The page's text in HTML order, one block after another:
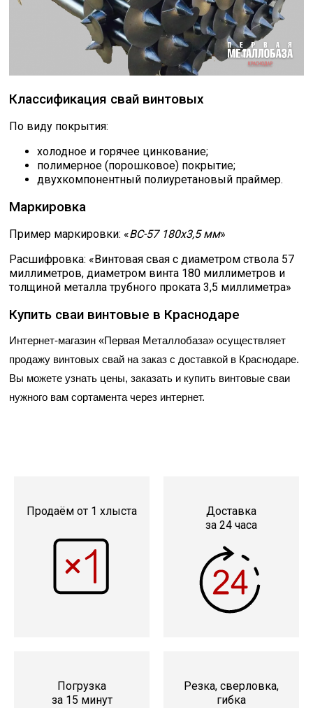
Классификация свай винтовых
По виду покрытия:
холодное и горячее цинкование;
полимерное (порошковое) покрытие;
двухкомпонентный полиуретановый праймер.
Маркировка
Пример маркировки: «ВС-57 180х3,5 мм»
Расшифровка: «Винтовая свая с диаметром ствола 57
миллиметров, диаметром винта 180 миллиметров и
толщиной металла трубного проката 3,5 миллиметра»
Купить сваи винтовые в Краснодаре
Интернет-магазин «Первая Металлобаза» осуществляет
продажу винтовых свай на заказ с доставкой в Краснодаре.
Вы можете узнать цены, заказать и купить винтовые сваи
нужного вам сортамента через интернет.
Продаём от 1 хлыста
Доставка
за 24 часа
Погрузка
за 15 минут
Резка, сверловка,
гибка